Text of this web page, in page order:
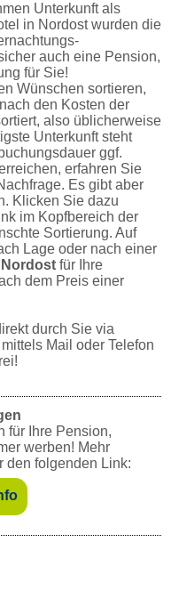
Unterkunft als
in Nordost wurden die
auch eine Pension,
für Sie!
Wünschen sortieren,
den Kosten der
also üblicherweise
Unterkunft steht
ggf.
erfahren Sie
Es gibt aber
Klicken Sie dazu
im Kopfbereich der
Sortierung. Auf
Lage oder nach einer
für Ihre
dem Preis einer
durch Sie via
Mail oder Telefon
für Ihre Pension,
werben! Mehr
den folgenden Link: